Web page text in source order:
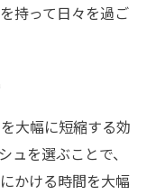
持って日々を過ご
大幅に短縮する効
ュを選ぶことで、
かける時間を大幅